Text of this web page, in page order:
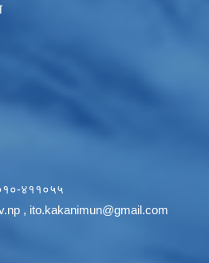
४११०५५
, ito.kakanimun@gmail.com